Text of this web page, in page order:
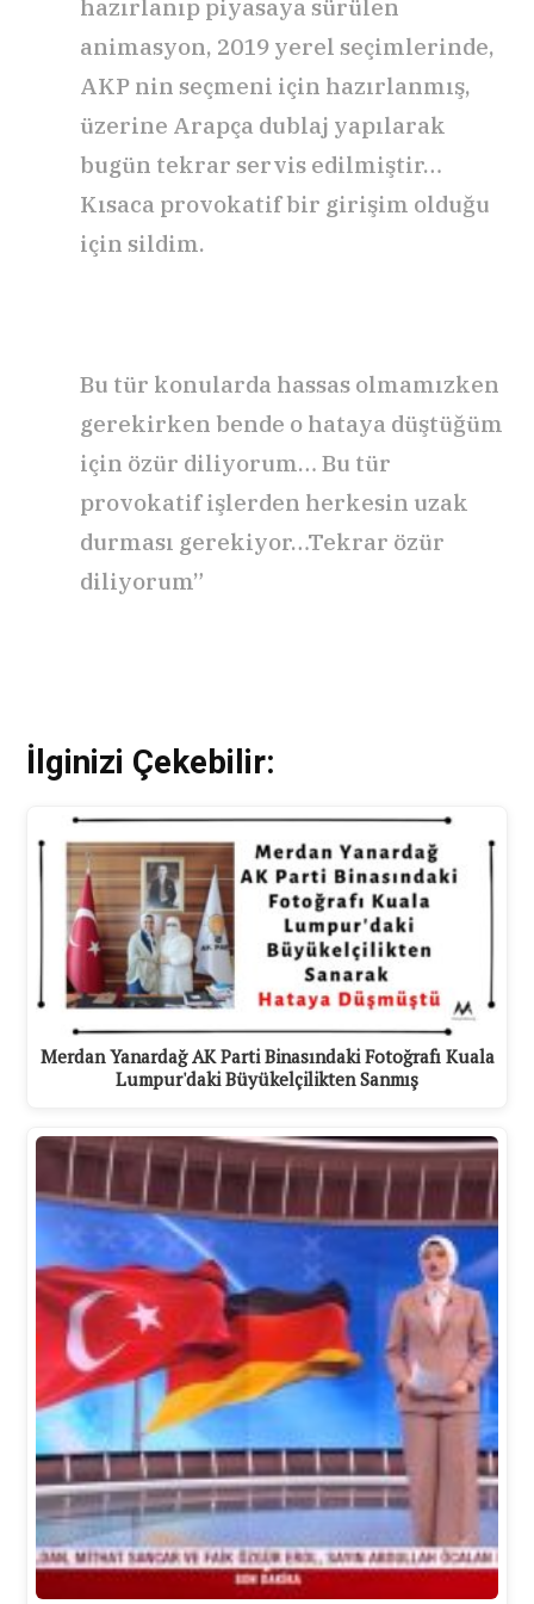
hazırlanıp piyasaya sürülen
animasyon, 2019 yerel seçimlerinde,
AKP nin seçmeni için hazırlanmış,
üzerine Arapça dublaj yapılarak
bugün tekrar servis edilmiştir…
Kısaca provokatif bir girişim olduğu
için sildim.
Bu tür konularda hassas olmamızken
gerekirken bende o hataya düştüğüm
için özür diliyorum… Bu tür
provokatif işlerden herkesin uzak
durması gerekiyor…Tekrar özür
diliyorum”
İlginizi Çekebilir:
Merdan Yanardağ AK Parti Binasındaki Fotoğrafı Kuala
Lumpur'daki Büyükelçilikten Sanmış